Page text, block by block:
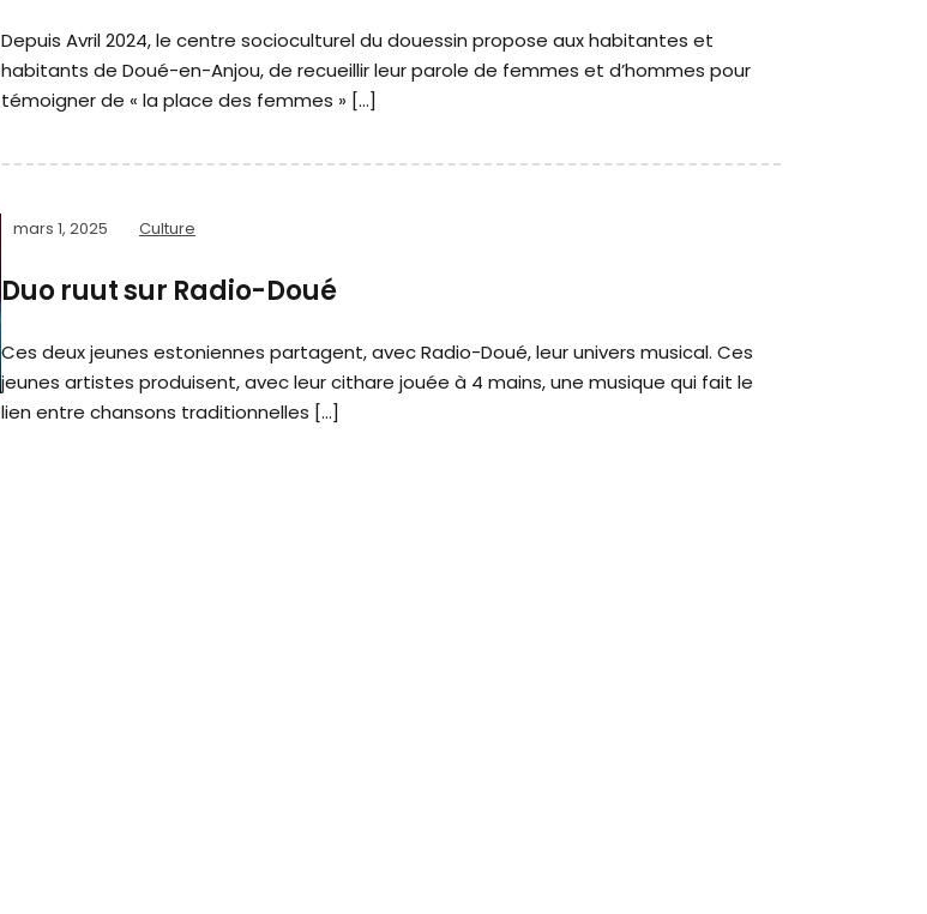
Depuis Avril 2024, le centre socioculturel du douessin propose aux habitantes et
habitants de Doué-en-Anjou, de recueillir leur parole de femmes et d’hommes pour
témoigner de « la place des femmes » […]
mars 1, 2025 Culture
Duo ruut sur Radio-Doué
Ces deux jeunes estoniennes partagent, avec Radio-Doué, leur univers musical. Ces
jeunes artistes produisent, avec leur cithare jouée à 4 mains, une musique qui fait le
lien entre chansons traditionnelles […]